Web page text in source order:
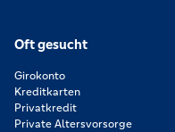
Oft gesucht
Girokonto
Kreditkarten
Privatkredit
Private Altersvorsorge